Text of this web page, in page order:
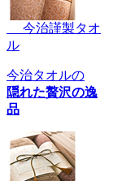
今治謹製タオ
ル
今治タオルの
隠れた贅沢の逸
品